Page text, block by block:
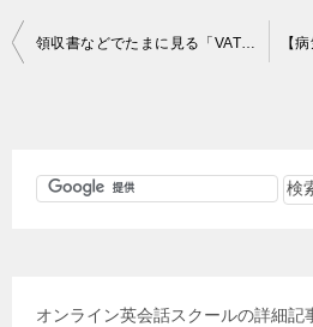
投
領収書などでたまに見る「VAT」の意味
オンライン英会話スクールの詳細記